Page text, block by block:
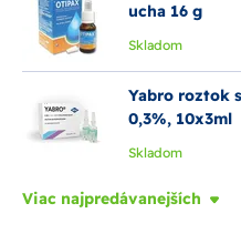
ucha 16 g
Skladom
Yabro roztok
0,3%, 10x3ml
Skladom
Viac najpredávanejších